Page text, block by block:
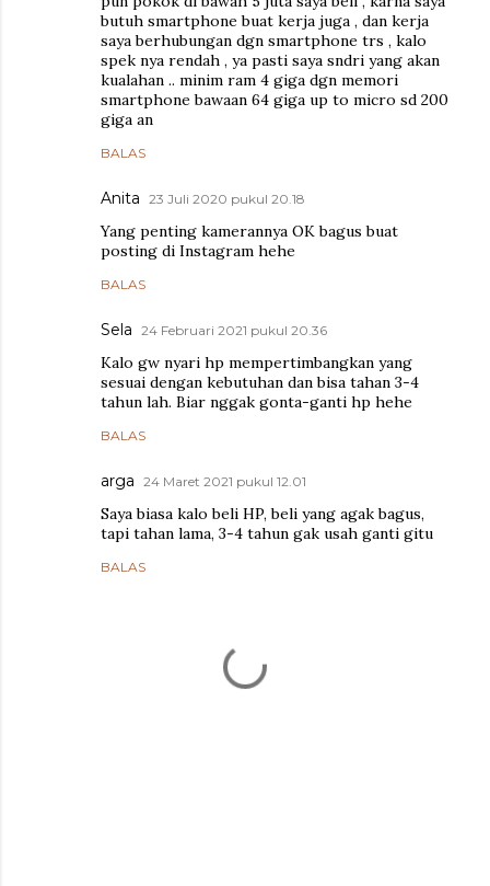
butuh smartphone buat kerja juga , dan kerja
saya berhubungan dgn smartphone trs , kalo
spek nya rendah , ya pasti saya sndri yang akan
kualahan .. minim ram 4 giga dgn memori
smartphone bawaan 64 giga up to micro sd 200
giga an
BALAS
Anita 23 Juli 2020 pukul 20.18
Yang penting kamerannya OK bagus buat
posting di Instagram hehe
BALAS
Sela 24 Februari 2021 pukul 20.36
Kalo gw nyari hp mempertimbangkan yang
sesuai dengan kebutuhan dan bisa tahan 3-4
tahun lah. Biar nggak gonta-ganti hp hehe
BALAS
arga 24 Maret 2021 pukul 12.01
Saya biasa kalo beli HP, beli yang agak bagus,
tapi tahan lama, 3-4 tahun gak usah ganti gitu
BALAS